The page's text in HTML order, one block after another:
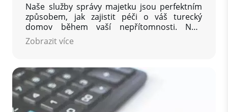
Naše služby správy majetku jsou perfektním
způsobem, jak zajistit péči o váš turecký
domov během vaší nepřítomnosti. Naší
zásadou je poskytnout vám, našemu
zákazníkovi, tolik pomoci, kolik budete
Turecku po vašem návratu v takovém stavu, v
jakém si ji přejete najít.
Zobrazit více